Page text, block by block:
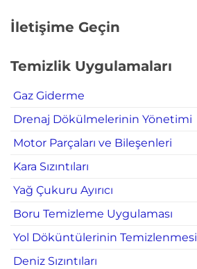
İletişime Geçin
Temizlik Uygulamaları
Gaz Giderme
Drenaj Dökülmelerinin Yönetimi
Motor Parçaları ve Bileşenleri
Kara Sızıntıları
Yağ Çukuru Ayırıcı
Boru Temizleme Uygulaması
Yol Döküntülerinin Temizlenmesi
Deniz Sızıntıları